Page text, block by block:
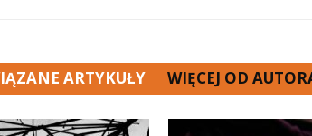
ARTYKUŁY WIĘCEJ OD